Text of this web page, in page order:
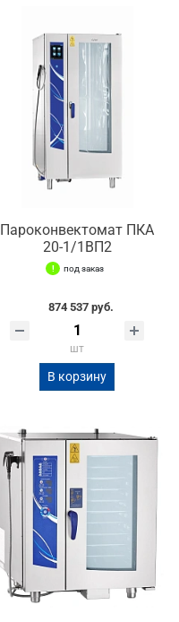
Пароконвектомат ПКА
20-1/1ВП2
под заказ
874 537 руб.
шт
В корзину